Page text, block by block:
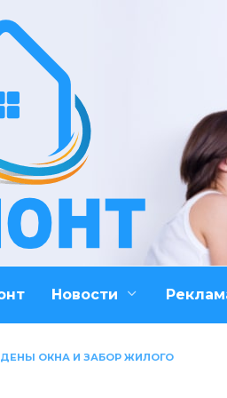
Новости
ОКНА И ЗАБОР ЖИЛОГО